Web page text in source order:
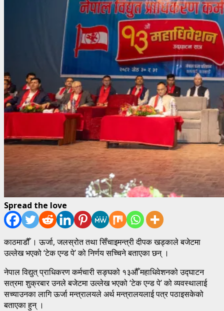
Spread the love
काठमाडौँ । ऊर्जा, जलस्रोत तथा सिँचाइमन्त्री दीपक खड्काले बजेटमा
उल्लेख भएको ‘टेक एन्ड पे’ को निर्णय सच्चिने बताएका छन् ।
नेपाल विद्युत् प्राधिकरण कर्मचारी सङ्घको १३औँ महाधिवेशनको उद्घाटन
सत्रमा शुक्रबार उनले बजेटमा उल्लेख भएको ‘टेक एन्ड पे’ को व्यवस्थालाई
सच्याउनका लागि ऊर्जा मन्त्रालयले अर्थ मन्त्रालयलाई पत्र पठाइसकेको
बताएका हुन् ।